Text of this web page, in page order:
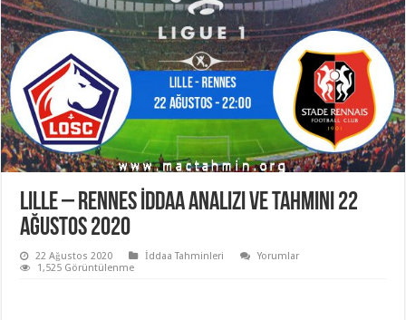
Lille – Rennes İddaa Analizi ve Tahmini 22
Ağustos 2020
22 Ağustos 2020 İddaa Tahminleri
Yorumlar
1,525 Görüntülenme